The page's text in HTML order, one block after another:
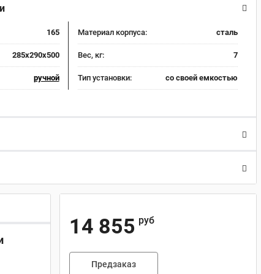
165 Материал корпуса: сталь
285х290х500 Вес, кг: 7
ручной Тип установки: со своей емкостью
14 855 руб
Предзаказ